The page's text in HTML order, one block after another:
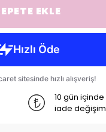
EKLE
10 gün içinde
iade değişim